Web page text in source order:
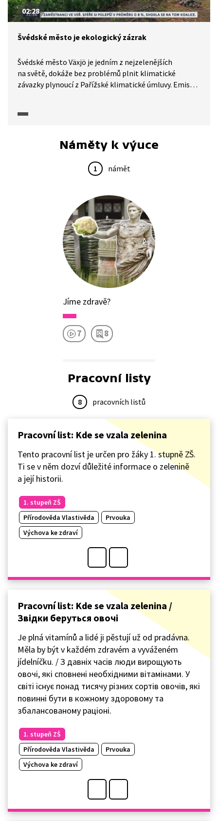
02:28
Švédské město je ekologický zázrak
Švédské město Växjö je jedním z nejzelenějších
na světě, dokáže bez problémů plnit klimatické
závazky plynoucí z Pařížské klimatické úmluvy. Emise
Ekonomika města mezi jezery přitom vzrostla
opatření: stavba elektrárny na biomasu, podpora
šetrné dopravy, použití obnovitelných materiálů,
pěstování zeleniny v městských parcích i přímé využití
Náměty k výuce
1 námět
Jíme zdravě?
7 8
Pracovní listy
8 pracovních listů
Pracovní list: Kde se vzala zelenina
Tento pracovní list je určen pro žáky 1. stupně ZŠ.
Ti se v něm dozví důležité informace o zelenině
a její historii.
1. stupeň ZŠ
Přírodověda Vlastivěda
Prvouka
Výchova ke zdraví
Pracovní list: Kde se vzala zelenina /
Звідки беруться овочі
Je plná vitamínů a lidé ji pěstují už od pradávna.
Měla by být v každém zdravém a vyváženém
jídelníčku. / З давніх часів люди вирощують
овочі, які сповнені необхідними вітамінами. У
світі існує понад тисячу різних сортів овочів, які
повинні бути в кожному здоровому та
збалансованому раціоні.
1. stupeň ZŠ
Přírodověda Vlastivěda
Prvouka
Výchova ke zdraví